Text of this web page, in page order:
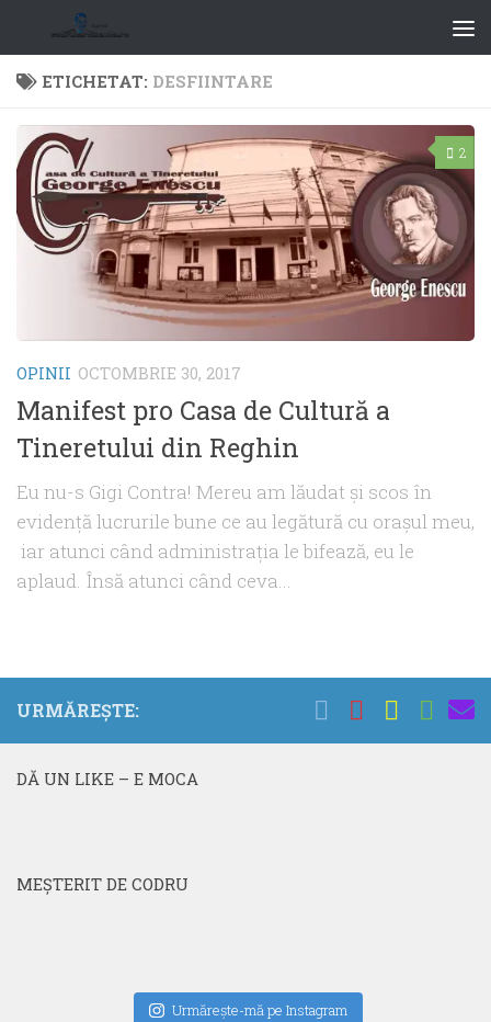
ETICHETAT: DESFIINTARE
2
OPINII OCTOMBRIE 30, 2017
Manifest pro Casa de Cultură a
Tineretului din Reghin
Eu nu-s Gigi Contra! Mereu am lăudat şi scos în
evidenţă lucrurile bune ce au legătură cu oraşul meu,
iar atunci când administraţia le bifează, eu le
aplaud. Însă atunci când ceva...
URMĂREȘTE:
DĂ UN LIKE – E MOCA
MEŞTERIT DE CODRU
Urmăreşte-mă pe Instagram